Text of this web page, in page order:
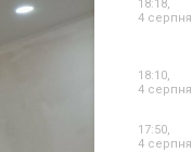
18:18,
4 серпня
18:10,
4 серпня
17:50,
4 серпня